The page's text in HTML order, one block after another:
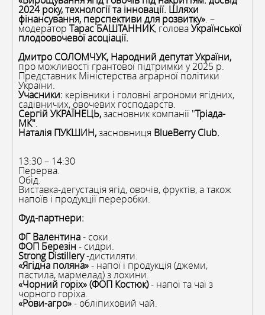
2024 року, технології та інновації. Шляхи
фінансування, перспективи для розвитку». –
модератор Тарас БАШТАННИК, головаУкраїнської
плодоовочевої асоціації.
Дмитро СОЛОМЧУК, Народний депутат України,
про можливості грантової підтримки у 2025 р.
Представник Міністерства аграрної політики
України.
Учасники: керівники і головні агрономи ягідних,
садівничих, овочевих господарств.
Сергій УКРАЇНЕЦЬ,засновник компанії "Тріада-
МК".
Наталія ПУКШИН,засновниця BlueBerry Club.
13:30 – 14:30
Перерва.
Обід.
Виставка-дегустація ягід, овочів, фруктів, а також
напоїв і продукції переробки.
Фуд-партнери:
ФГ Валентина- соки.
ФОП Березін - сидри.
Strong Distillery-дистиляти.
«Ягідна поляна»- напої і продукція (джеми,
пастила, мармелад) з лохини.
«Чорний горіх»(ФОП Костюк)- напої та чаї з
чорного горіха.
«Рови-агро»- обліпиховий чай.